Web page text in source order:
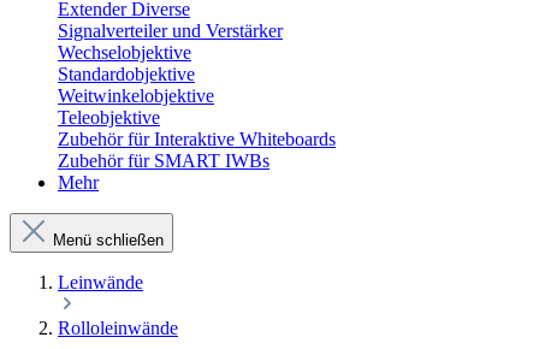
Extender Diverse
Signalverteiler und Verstärker
Wechselobjektive
Standardobjektive
Weitwinkelobjektive
Teleobjektive
Zubehör für Interaktive Whiteboards
Zubehör für SMART IWBs
Mehr
Menü schließen
Leinwände
Rolloleinwände